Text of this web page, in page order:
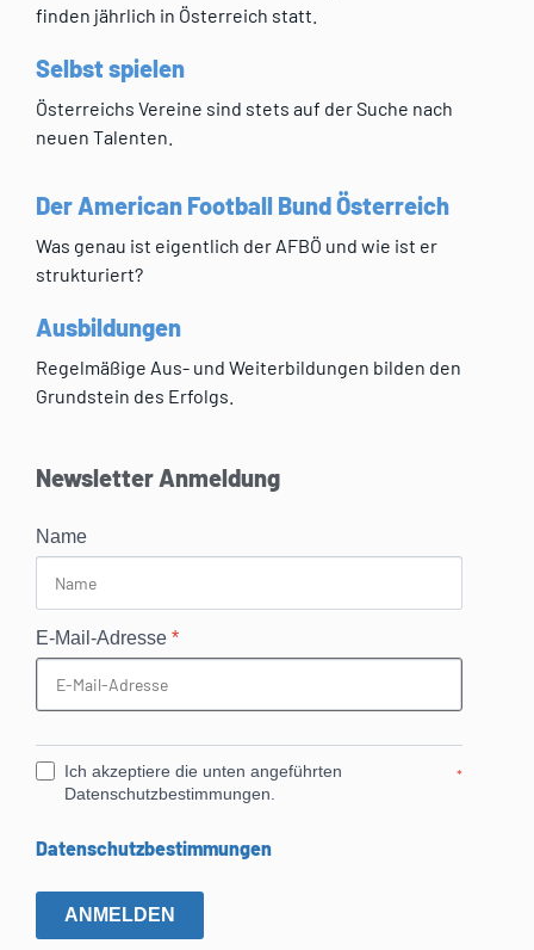
finden jährlich in Österreich statt.
Selbst spielen
Österreichs Vereine sind stets auf der Suche nach
neuen Talenten.
Der American Football Bund Österreich
Was genau ist eigentlich der AFBÖ und wie ist er
strukturiert?
Ausbildungen
Regelmäßige Aus- und Weiterbildungen bilden den
Grundstein des Erfolgs.
Newsletter Anmeldung
Name
E-Mail-Adresse *
Ich akzeptiere die unten angeführten
Datenschutzbestimmungen.
*
Datenschutzbestimmungen
ANMELDEN